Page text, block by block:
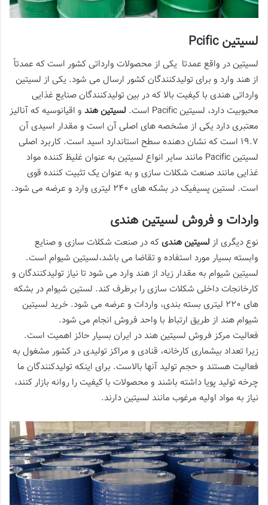
لسیتینPcific
لسیتین در واقع عمدتا یکی از محصولات وارداتی کشور است که عمدتاً
از هند وارد و برای تولیدکنندگان کشور ارسال می شود. یکی از لسیتین
وارداتی هندی با کیفیت بالا که در بین تولیدکنندگان صنایع غذایی
محبوبیت دارد، لسیتین Pacific است.
لسیتین هند و اقیانوسیه که آنالیز
معتبری دارد یکی از مشخصه های اصلی آن است و مقدار اسیدی آن
19.7 است که نشان دهنده سطح استاندارد اسید است. کاربرد اصلی
لسیتین Pacific مانند سایر انواع لسیتین به عنوان غلیظ کننده مواد
غذایی مانند صنعت شکلات سازی و به عنوان یک تثبیت کننده قوی
است. لستین پسیفیک در بشکه های 240 لیتری وارد و عرضه می شود.
واردات و فروش لسیتین هندی
نوع دیگری از لسیتین هندیکه در صنعت شکلات سازی و صنایع
وابسته بسیار مورد استفاده و تقاضا می باشد،لسیتین شیوام است.
لسیتین شیوام به مقدار زیاد از هند وارد می شود تا نیاز تولیدکنندگان و
کارخانجات داخلی شکلات سازی را برطرف کند. لستین شیوام در بشکه
های 220 لیتری بسته بندی، واردات و عرضه می شود. خرید لسیتین
شیوام هند از طریق ارتباط با واحد فروش انجام می شود.
فعالیت مرکز فروش لسیتین هند در ایران بسیار حائز اهمیت است.
زیرا تعداد بیشماری کارخانه، قنادی و مراکز تولیدی در کشور مشغول به
فعالیت هستند و حجم تولید آنها بالاست. برای اینکه تولیدکنندگان ما
چرخه تولید پویا داشته باشند و محصولات با کیفیت را روانه بازار کنند،
نیاز به مواد اولیه مرغوب مانند لسیتین دارند.